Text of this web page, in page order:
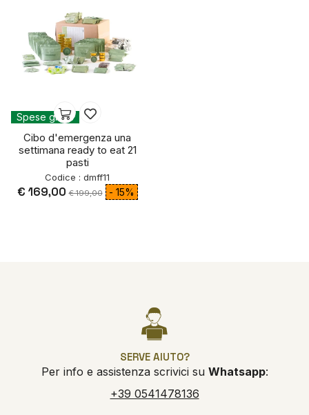
Spese gratis
Cibo d'emergenza una
settimana ready to eat 21
pasti
Codice : dmff11
€ 169,00 € 199,00 - 15%
SERVE AIUTO?
Per info e assistenza scrivici su Whatsapp:
+39 0541478136